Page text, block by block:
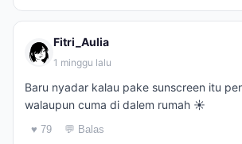
Fitri_Aulia
1 minggu lalu
Baru nyadar kalau pake sunscreen itu
walaupun cuma di dalem rumah ☀️
♥ 79 💬 Balas